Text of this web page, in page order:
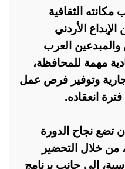
الثقافية
الأردني
العرب
مهمة للمحافظة،
وتوفير فرص عمل
انعقاده.
تضع نجاح الدورة
من خلال التحضير
إلى جانب برنامج